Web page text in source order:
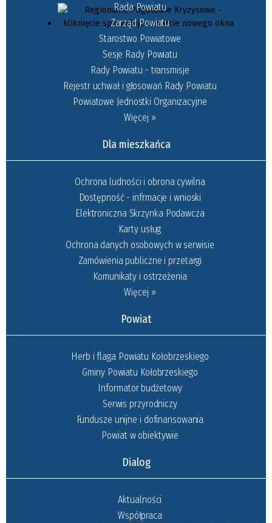
Rada Powiatu
Zarząd Powiatu
Starostwo Powiatowe
Sesje Rady Powiatu
Rady Powiatu - transmisje
Rejestr uchwał i głosowań Rady Powiatu
Powiatowe Jednostki Organizacyjne
Więcej »
Dla mieszkańca
Ochrona ludności i obrona cywilna
Dostępność - infrmacje i wnioski
Elektroniczna Skrzynka Podawcza
Karty usług
Ochrona danych osobowych w serwisie
Zamówienia publiczne i przetargi
Komunikaty i ostrzeżenia
Więcej »
Powiat
Herb i flaga Powiatu Kołobrzeskiego
Gminy Powiatu Kołobrzeskiego
Informator budżetowy
Serwis przyrodniczy
Fundusze unijne i dofinansowania
Powiat w obiektywie
Dialog
Aktualności
Współpraca